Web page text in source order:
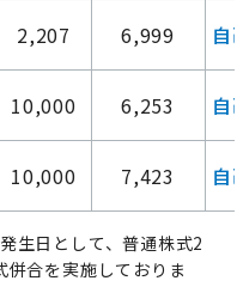
2,207 6,999
10,000 6,253
10,000 7,423
生日として、普通株式2
合を実施しておりま